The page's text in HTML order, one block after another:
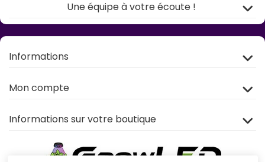
Une équipe à votre écoute !
Informations
Mon compte
Informations sur votre boutique